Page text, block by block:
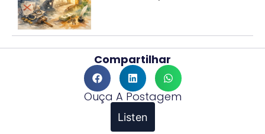
Compartilhar
Ouça A Postagem
Listen